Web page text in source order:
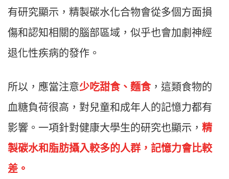
有研究顯示，精製碳水化合物會從多個方面損
傷和認知相關的腦部區域，似乎也會加劇神經
退化性疾​​病的發作。
所以，應當注意少吃甜食、麵食，這類食物的
血糖負荷很高，對兒童和成年人的記憶力都有
影響。一項針對健康大學生的研究也顯示， 精
製碳水和脂肪攝入較多的人群，記憶力會比較
差。